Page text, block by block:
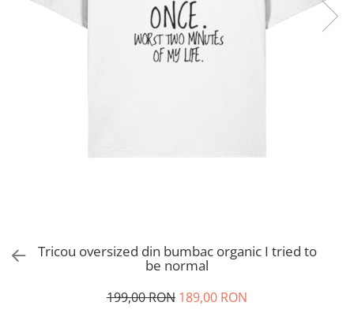
Tricou oversized din bumbac organic I tried to
be normal
199,00 RON 189,00 RON